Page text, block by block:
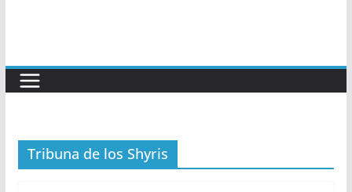
Tribuna de los Shyris